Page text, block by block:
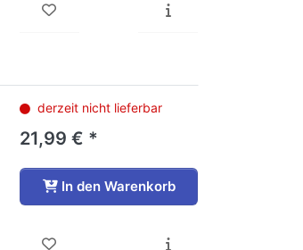
derzeit nicht lieferbar
21,99 € *
In den Warenkorb